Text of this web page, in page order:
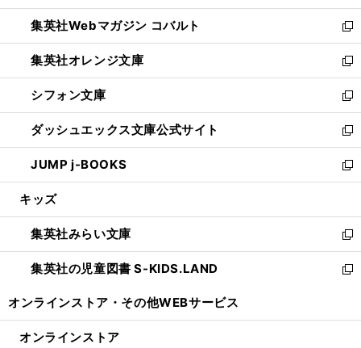
開
く
ウ
で
開
く
ン
ド
ウ
で
開
く
ウ
ィ
ン
ド
ウ
で
開
く
集英社Webマガジン コバルト
新
し
い
ウ
ィ
ン
ド
ウ
で
開
集英社オレンジ文庫
新
し
い
ウ
ィ
ン
ド
ウ
開
く
シフォン文庫
新
し
い
ウ
ィ
ン
ウ
で
開
く
ダッシュエックス文庫公式サイト
新
し
い
ウ
ン
ド
ウ
で
JUMP j-BOOKS
新
し
ウ
ィ
ン
ド
開
キッズ
集英社みらい文庫
新
し
い
ン
集英社の児童図書 S-KIDS.LAND
新
ウ
オンラインストア・ その他WEBサービス
オンラインストア